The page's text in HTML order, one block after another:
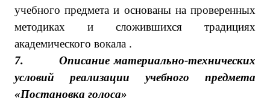
учебного предмета и основаны на проверенных
методиках и сложившихся традициях
академического вокала .
7.
Описание материально-технических
условий реализации учебного предмета
«Постановка голоса»